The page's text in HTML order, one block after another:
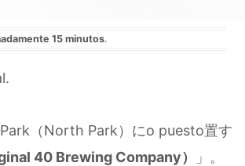
15 minutos.
（North Park）にo puesto置す
40 Brewing Company）
」。